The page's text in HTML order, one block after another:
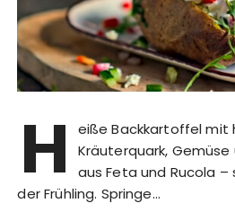
H
eiße Backkartoffel mit
Kräuterquark,
aus Feta und Rucola
der Frühling. Springe…